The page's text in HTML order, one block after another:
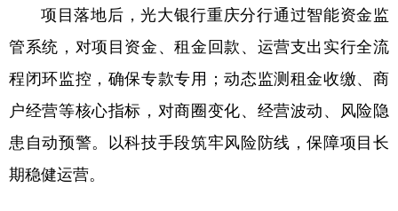
项目落地后，光大银行重庆分行通过智能资金监
管系统，对项目资金、租金回款、运营支出实行全流
程闭环监控，确保专款专用；动态监测租金收缴、商
户经营等核心指标，对商圈变化、经营波动、风险隐
患自动预警。以科技手段筑牢风险防线，保障项目长
期稳健运营。